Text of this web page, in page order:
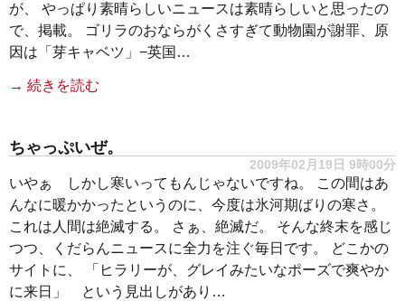
が、 やっぱり素晴らしいニュースは素晴らしいと思ったの
で、掲載。 ゴリラのおならがくさすぎて動物園が謝罪、原
因は「芽キャベツ」−英国…
→ 続きを読む
ちゃっぷいぜ。
2009年02月19日 9時00分
いやぁ しかし寒いってもんじゃないですね。 この間はあ
んなに暖かかったというのに、今度は氷河期ばりの寒さ。
これは人間は絶滅する。 さぁ、絶滅だ。 そんな終末を感じ
つつ、くだらんニュースに全力を注ぐ毎日です。 どこかの
サイトに、 「ヒラリーが、グレイみたいなポーズで爽やか
に来日」 という見出しがあり…